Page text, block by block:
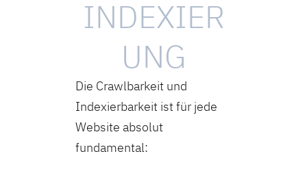
INDEXIER
UNG
Die Crawlbarkeit und
Indexierbarkeit ist für jede
Website absolut
fundamental: